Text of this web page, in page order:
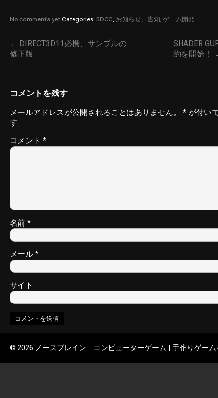
No comments yet Categories: 3DCG, お知らせ、告知, ゲーム開発
← DIRECT3D11必携、サンプルの
修正版
SHADER
約を開始！
コメントを残す
メールアドレスが公開されることはありません。 * が付い
す
コメント *
名前 *
メール *
サイト
© 2026 ノースブレイン コンピューターゲーム | 手作りゲーム